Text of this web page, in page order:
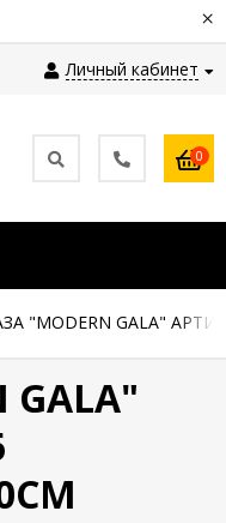
×
Личный кабинет
0
"MODERN GALA"
GALA"